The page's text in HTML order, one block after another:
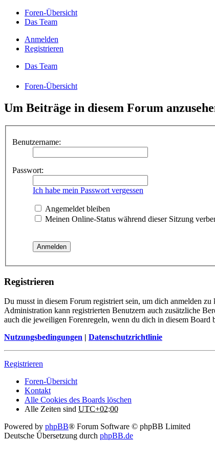
Foren-Übersicht
Das Team
Anmelden
Registrieren
Das Team
Foren-Übersicht
Um Beiträge in diesem Forum
Benutzername:
Passwort:
Ich habe mein Passwort vergessen
Angemeldet bleiben
Meinen Online-Status während dieser Sitzung
Registrieren
Du musst in diesem Forum registriert sein, um dich anmelden
Administration kann registrierten Benutzern auch zusätzliche
auch die jeweiligen Forenregeln, wenn du dich in diesem Board
Nutzungsbedingungen | Datenschutzrichtlinie
Registrieren
Foren-Übersicht
Kontakt
Alle Cookies des Boards löschen
Alle Zeiten sind UTC+02:00
Powered by phpBB® Forum Software © phpBB Limited
Deutsche Übersetzung durch phpBB.de